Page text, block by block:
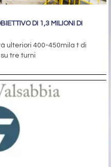
DI 1,3 MILIONI DI
ulteriori 400-450mila t di
tre turni